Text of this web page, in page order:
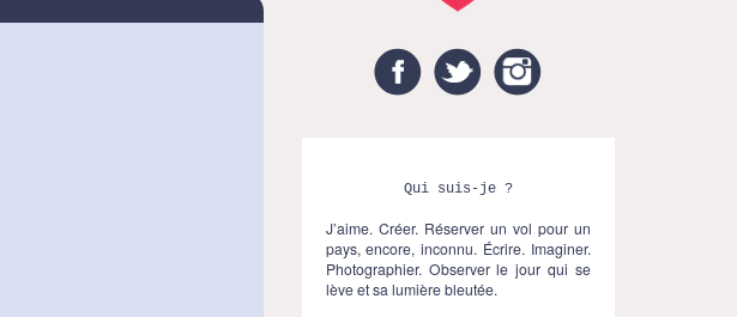
FacebookTwitter
Qui suis-je ?
J’aime. Créer. Réserver un vol pour un
pays, encore, inconnu. Écrire. Imaginer.
Photographier. Observer le jour qui se
lève et sa lumière bleutée.